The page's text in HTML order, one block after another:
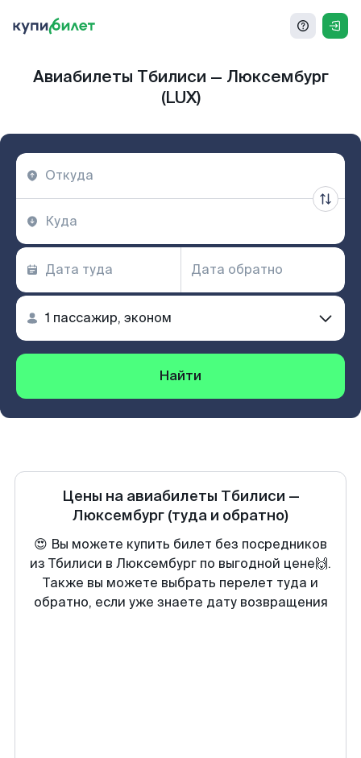
Авиабилеты Тбилиси — Люксембург
(LUX)
Найти
Цены на авиабилеты Тбилиси —
Люксембург (туда и обратно)
😍 Вы можете купить билет без посредников
из Тбилиси в Люксембург по выгодной цене🙌.
Также вы можете выбрать перелет туда и
обратно, если уже знаете дату возвращения